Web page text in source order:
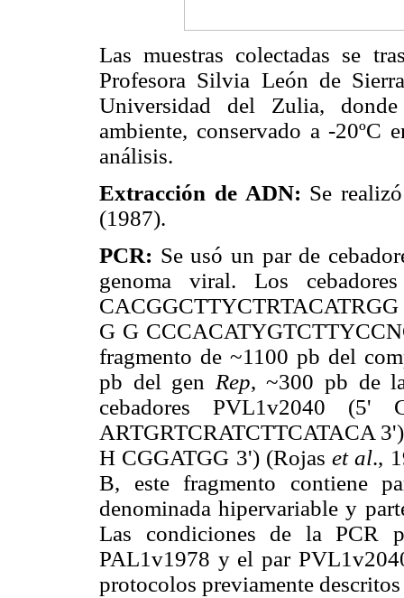
Las muestras colectadas se
Profesora Silvia León de
Universidad del Zulia, donde
ambiente, conservado a -20ºC
análisis.
Extracción de ADN: Se
(1987).
PCR: Se usó un par de
genoma viral. Los
G G
fragmento de ~1100 pb del
pb del gen Rep, ~300 pb de
cebadores
ARTGRTCRATCTTCATACA
H CGGATGG 3') (Rojaset al.,
B, este fragmento contiene
denominada hipervariable y
Las condiciones de la PCR
PAL1v1978 y el par
protocolos previamente